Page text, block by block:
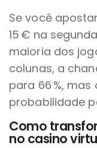
Se você
15 € na
maioria dos
colunas, a
para 66 %,
probabilidade
Como
no casino